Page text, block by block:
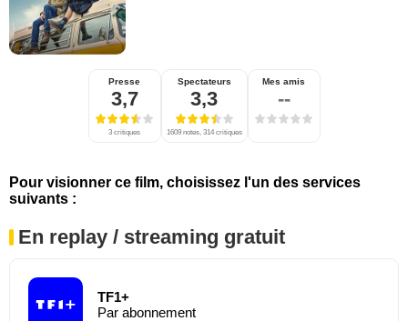
Presse
3,7
3 critiques
Spectateurs
3,3
1609 notes, 314 critiques
Mes amis
--
Pour visionner ce film, choisissez l'un des services
suivants :
En replay / streaming gratuit
TF1+
Par abonnement